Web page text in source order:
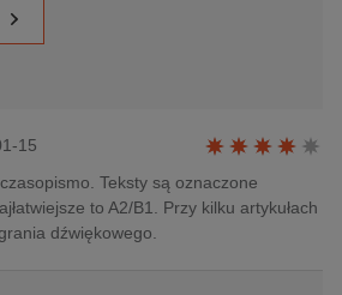
15
Teksty są oznaczone
to A2/B1. Przy kilku artykułach
dźwiękowego.